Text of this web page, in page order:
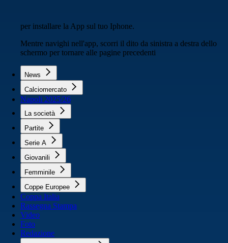
per installare la App sul tuo Iphone.
Mentre navighi nell'app, scorri il dito da sinistra a destra dello
schermo per tornare alle pagine precedenti
News
Calciomercato
Napoli 2025/26
La società
Partite
Serie A
Giovanili
Femminile
Coppe Europee
Coppa Italia
Rassegna Stampa
Video
Foto
Redazione